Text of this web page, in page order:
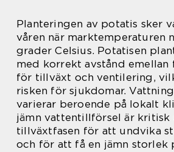
Planteringen av potatis sker
våren när marktemperaturen
grader Celsius. Potatisen
med korrekt avstånd
för tillväxt och ventilering,
risken för sjukdomar.
varierar beroende på lokalt
jämn vattentillförsel är kritisk
tillväxtfasen för att undvika
och för att få en jämn storlek